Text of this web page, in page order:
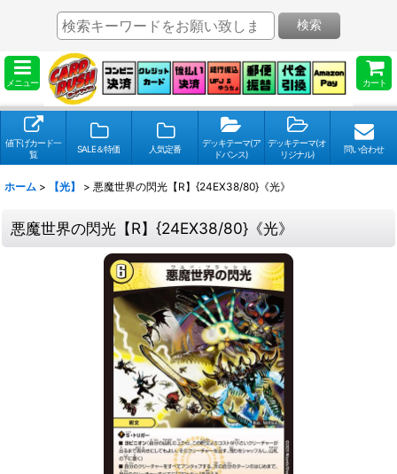
メニュー カート
検索
値下げカード一
覧
SALE＆特価 人気定番
デッキテーマ(ア
ドバンス)
デッキテーマ(オ
リジナル)
問い合わせ
ホーム > 【光】 > 悪魔世界の閃光【R】{24EX38/80}《光》
悪魔世界の閃光【R】{24EX38/80}《光》